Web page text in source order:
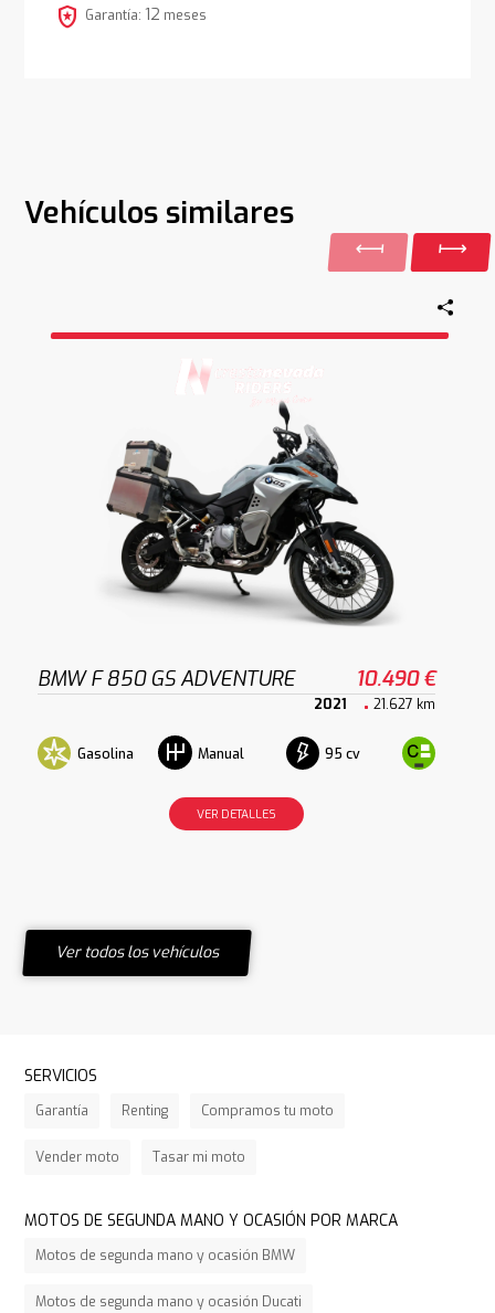
local_police Garantía: 12 meses
Vehículos similares
BMW F 850 GS ADVENTURE 10.490 €
2021 21.627 km
Gasolina Manual 95 cv
VER DETALLES
Ver todos los vehículos
SERVICIOS
Garantía Renting Compramos tu moto
Vender moto Tasar mi moto
MOTOS DE SEGUNDA MANO Y OCASIÓN POR MARCA
Motos de segunda mano y ocasión BMW
Motos de segunda mano y ocasión Ducati